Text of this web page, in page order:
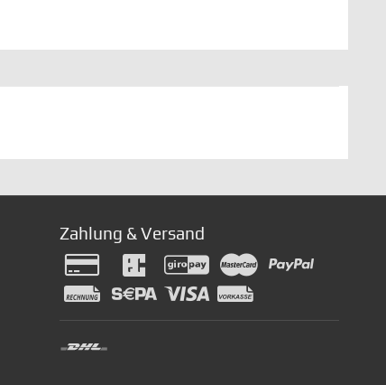
Zahlung & Versand